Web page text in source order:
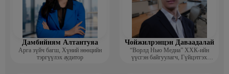
Дамбийням Алтантуяа
Арга зүйч багш, Хүний нөөцийн
тэргүүлэх аудитор
Чойжилрэнцэн Даваадалай
“Ворлд Нью Медиа” ХХК-ийн
үүсгэн байгуулагч, Гүйцэтгэх